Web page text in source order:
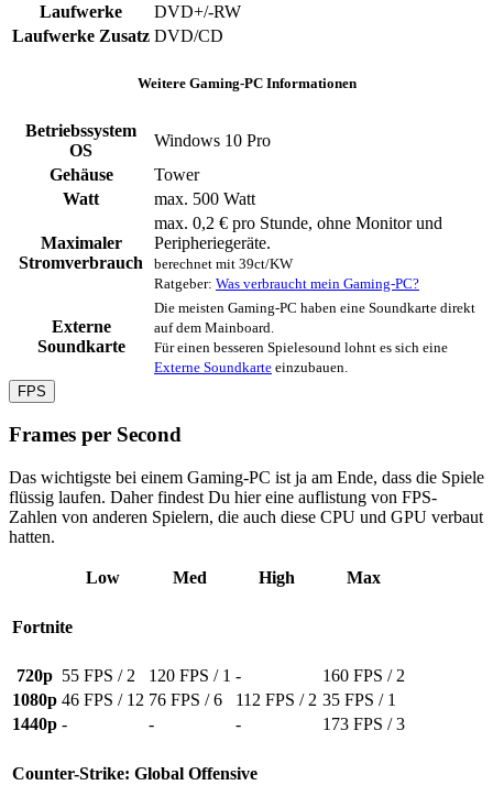
Laufwerke
DVD+/-RW
Laufwerke Zusatz DVD/CD
Weitere Gaming-PC Informationen
Betriebssystem
OS
Windows 10 Pro
Gehäuse
Tower
Watt
max. 500 Watt
Maximaler
Stromverbrauch
max. 0,2 € pro Stunde, ohne Monitor und
Peripheriegeräte.
berechnet mit 39ct/KW
Ratgeber: Was verbraucht mein Gaming-PC?
Externe
Soundkarte
Die meisten Gaming-PC haben eine Soundkarte direkt
auf dem Mainboard.
Für einen besseren Spielesound lohnt es sich eine
Externe Soundkarte einzubauen.
FPS
Frames per Second
Das wichtigste bei einem Gaming-PC ist ja am Ende, dass die Spiele
flüssig laufen. Daher findest Du hier eine auflistung von FPS-
Zahlen von anderen Spielern, die auch diese CPU und GPU verbaut
hatten.
Low Med High Max
Fortnite
720p 55 FPS / 2 120 FPS / 1 -
160 FPS / 2
1080p 46 FPS / 12 76 FPS / 6 112 FPS / 2 35 FPS / 1
1440p - - - 173 FPS / 3
Counter-Strike: Global Offensive